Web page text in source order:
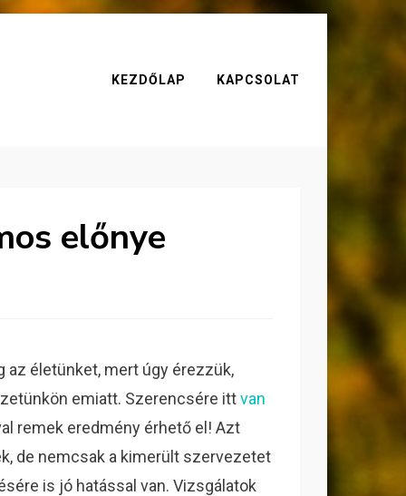
KEZDŐLAP KAPCSOLAT
előnye
az életünket, mert úgy érezzük,
emiatt. Szerencsére ittvan
remek eredmény érhető el! Azt
de nemcsak a kimerült szervezetet
is jó hatással van. Vizsgálatok